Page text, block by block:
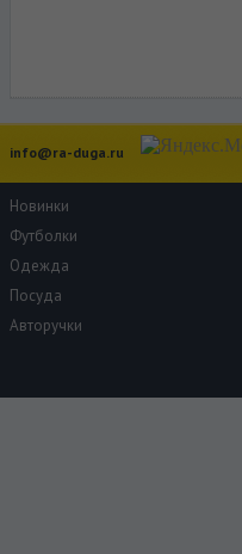
info@ra-duga.ru
Новинки
Футболки
Одежда
Посуда
Авторучки